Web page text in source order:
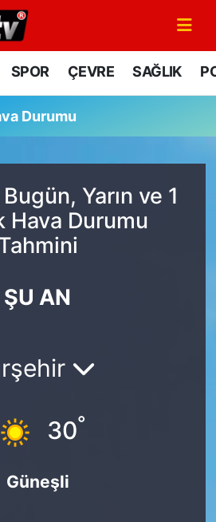
SPOR ÇEVRE SAĞLIK
Durumu
Yarın ve 1
Hava Durumu
ŞU AN
30°
Güneşli
Eczaneler
Haritası
Durumu ve Fikstür